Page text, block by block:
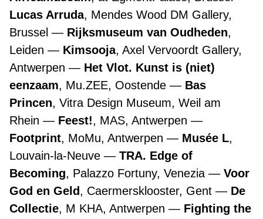
Lucas Arruda, Mendes Wood DM Gallery,
Brussel
Rijksmuseum van Oudheden,
Leiden
Kimsooja, Axel Vervoordt Gallery,
Antwerpen
Het Vlot. Kunst is (niet)
eenzaam, Mu.ZEE, Oostende
Bas
Princen, Vitra Design Museum, Weil am
Rhein
Feest!, MAS, Antwerpen
Footprint, MoMu, Antwerpen Musée L,
Louvain-la-Neuve
TRA. Edge of
Becoming, Palazzo Fortuny, Venezia
Voor
God en Geld, Caermersklooster, Gent
De
Collectie, M KHA, Antwerpen
Fighting the